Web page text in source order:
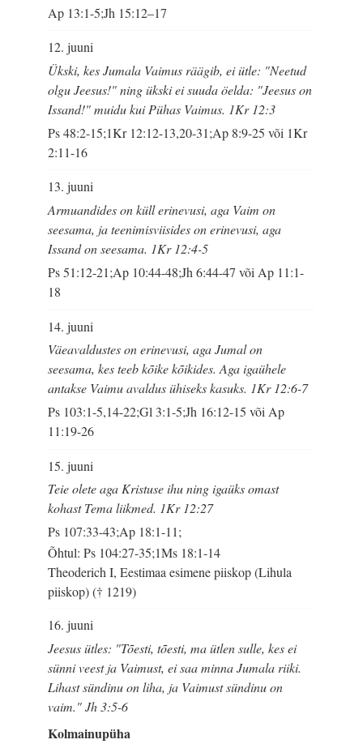
Ap 13:1-5;Jh 15:12–17
12. juuni
Ükski, kes Jumala Vaimus räägib, ei ütle: "Neetud
olgu Jeesus!" ning ükski ei suuda öelda: "Jeesus on
Issand!" muidu kui Pühas Vaimus. 1Kr 12:3
Ps 48:2-15;1Kr 12:12-13,20-31;Ap 8:9-25 või 1Kr
2:11-16
13. juuni
Armuandides on küll erinevusi, aga Vaim on
seesama, ja teenimisviisides on erinevusi, aga
Issand on seesama. 1Kr 12:4-5
Ps 51:12-21;Ap 10:44-48;Jh 6:44-47 või Ap 11:1-
18
14. juuni
Väeavaldustes on erinevusi, aga Jumal on
seesama, kes teeb kõike kõikides. Aga igaühele
antakse Vaimu avaldus ühiseks kasuks. 1Kr 12:6-7
Ps 103:1-5,14-22;Gl 3:1-5;Jh 16:12-15 või Ap
11:19-26
15. juuni
Teie olete aga Kristuse ihu ning igaüks omast
kohast Tema liikmed. 1Kr 12:27
Ps 107:33-43;Ap 18:1-11;
Õhtul: Ps 104:27-35;1Ms 18:1-14
Theoderich I, Eestimaa esimene piiskop (Lihula
piiskop) († 1219)
16. juuni
Jeesus ütles: "Tõesti, tõesti, ma ütlen sulle, kes ei
sünni veest ja Vaimust, ei saa minna Jumala riiki.
Lihast sündinu on liha, ja Vaimust sündinu on
vaim." Jh 3:5-6
Kolmainupüha